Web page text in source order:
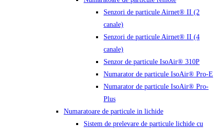
Senzori de particule Airnet® II (2
canale)
Senzori de particule Airnet® II (4
canale)
Senzor de particule IsoAir® 310P
Numarator de particule IsoAir® Pro-E
Numarator de particule IsoAir® Pro-
Plus
Numaratoare de particule in lichide
Sistem de prelevare de particule lichide cu